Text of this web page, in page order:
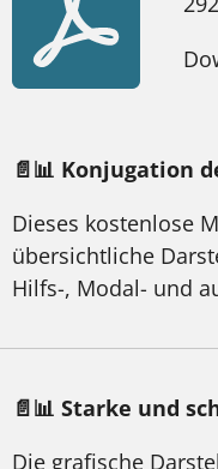
📄📊 Konjugation
Dieses kostenlose
übersichtliche
Hilfs-, Modal- und
📄📊 Starke und
Die grafische